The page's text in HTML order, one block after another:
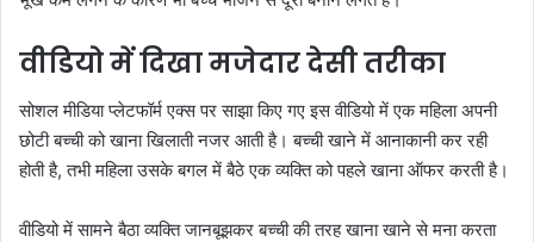
वीडियो में दिखा मजेदार देसी तरीका
सोशल मीडिया प्लेटफॉर्म एक्स पर साझा किए गए इस वीडियो में एक महिला अपनी
छोटी बच्ची को खाना खिलाती नजर आती है। बच्ची खाने में आनाकानी कर रही
होती है, तभी महिला उसके बगल में बैठे एक व्यक्ति को पहले खाना ऑफर करती है।
वीडियो में सामने बैठा व्यक्ति जानबूझकर बच्ची की तरह खाना खाने से मना करता